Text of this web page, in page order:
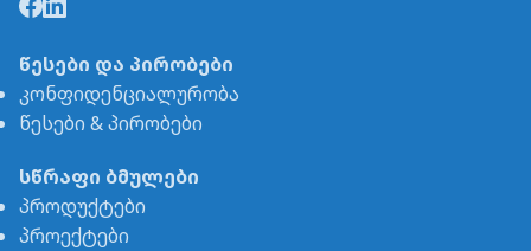
წესები და პირობები
კონფიდენციალურობა
წესები & პირობები
სწრაფი ბმულები
პროდუქტები
პროექტები